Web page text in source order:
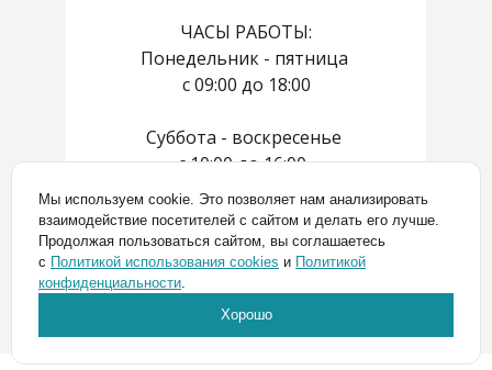
ЧАСЫ РАБОТЫ:
Понедельник - пятница
с 09:00 до 18:00
Суббота - воскресенье
с 10:00 до 16:00
8 (423) 272 00 44
Мы используем cookie. Это позволяет нам анализировать
взаимодействие посетителей с сайтом и делать его лучше.
Продолжая пользоваться сайтом, вы соглашаетесь
с Политикой использования cookies и Политикой
конфиденциальности.
Хорошо